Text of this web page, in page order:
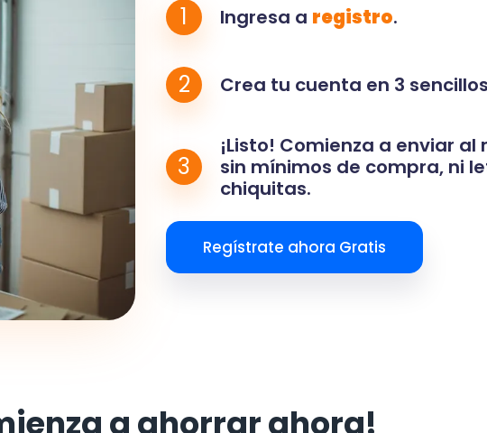
1 Ingresa a registro.
2 Crea tu cuenta en 3
3
¡Listo! Comienza a enviar al
sin mínimos de compra, ni
chiquitas.
Regístrate ahora Gratis
a ahorrar ahora!